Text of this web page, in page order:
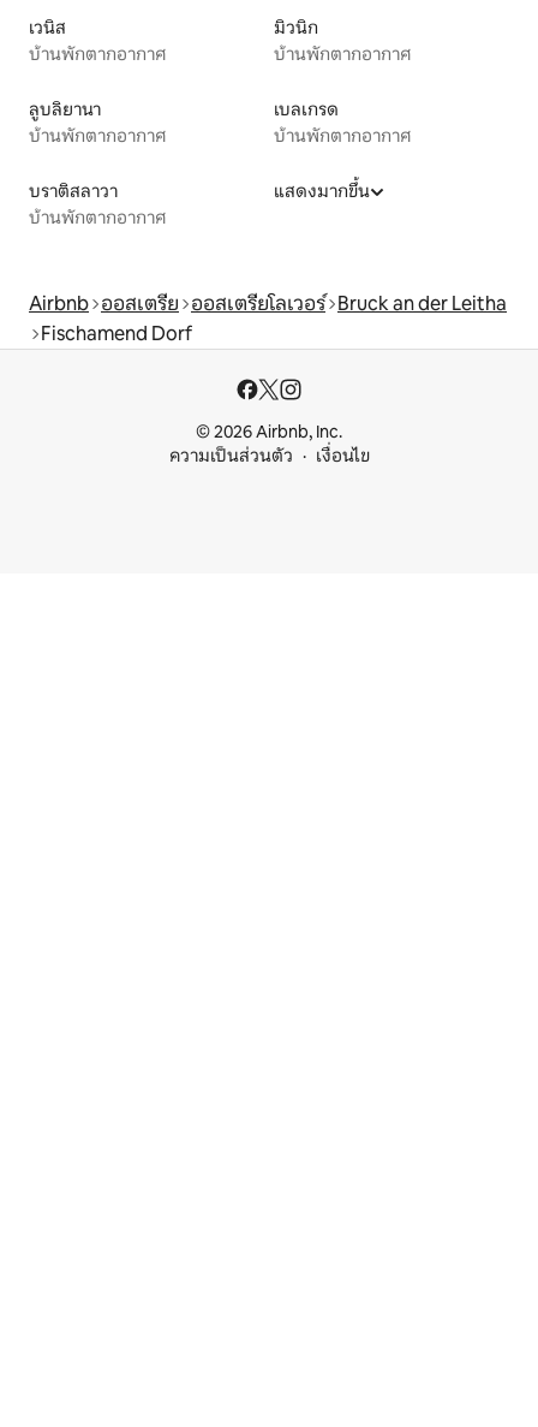
เวนิส
บ้านพักตากอากาศ
มิวนิก
บ้านพักตากอากาศ
ลูบลิยานา
บ้านพักตากอากาศ
เบลเกรด
บ้านพักตากอากาศ
บราติสลาวา
บ้านพักตากอากาศ
แสดงมากขึ้น
Airbnb ออสเตรีย ออสเตรียโลเวอร์ Bruck an der Leitha
Fischamend Dorf
© 2026 Airbnb, Inc.
ความเป็นส่วนตัว
เงื่อนไข